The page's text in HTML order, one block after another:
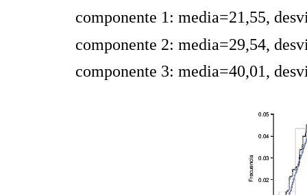
componente 1: media=21,55,
componente 2: media=29,54,
componente 3: media=40,01,